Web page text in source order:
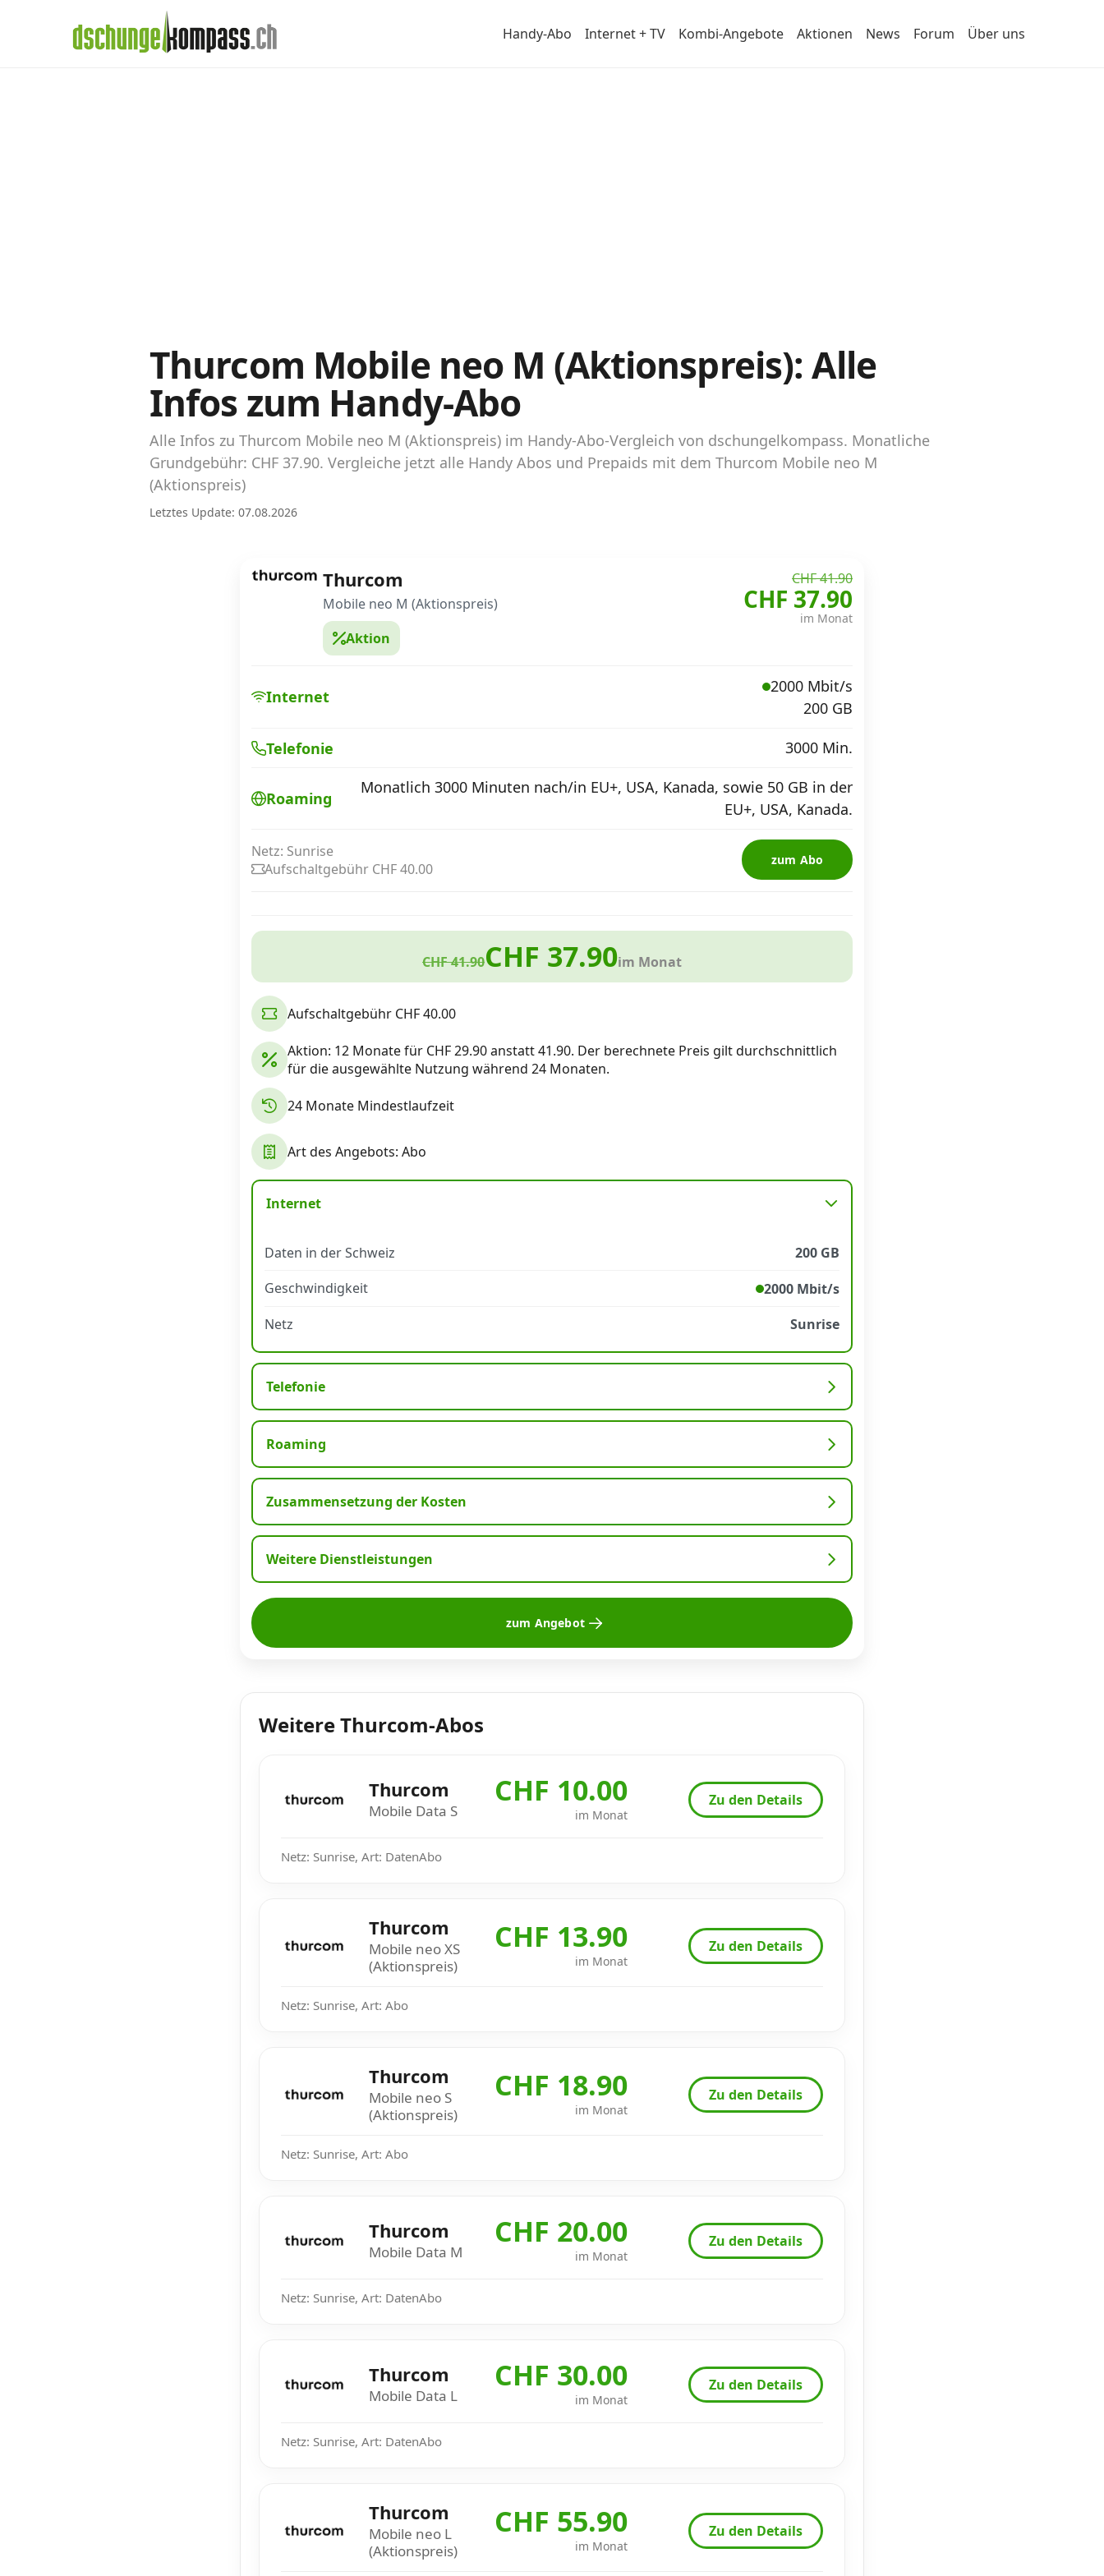
Handy-Abo Internet + TV Kombi-Angebote Aktionen News Forum Über uns
Daten-Abos vergleichen
Abos für Tablets, Hotspots und Smart
Tarifrechner Handy-Abo
Der gute alte Tarifrechner im neuen Design
Handy-Abo kündigen oder wechseln
Thurcom Mobile neo M (Aktionspreis): Alle
Infos zum Handy-Abo
Alle Infos zu Thurcom Mobile neo M (Aktionspreis) im Handy-Abo-Vergleich von dschungelkompass. Monatliche
Grundgebühr: CHF 37.90. Vergleiche jetzt alle Handy Abos und Prepaids mit dem Thurcom Mobile neo M
(Aktionspreis)
Letztes Update: 07.08.2026
Thurcom
Mobile neo M (Aktionspreis)
Aktion
CHF 41.90
CHF 37.90
im Monat
Internet
2000 Mbit/s
200 GB
Telefonie 3000 Min.
Roaming
Monatlich 3000 Minuten nach/in EU+, USA, Kanada, sowie 50 GB in der
EU+, USA, Kanada.
Netz: Sunrise
Aufschaltgebühr CHF 40.00
zum Abo
CHF 41.90CHF 37.90im Monat
Aufschaltgebühr CHF 40.00
Aktion: 12 Monate für CHF 29.90 anstatt 41.90. Der berechnete Preis gilt durchschnittlich
für die ausgewählte Nutzung während 24 Monaten.
24 Monate Mindestlaufzeit
Art des Angebots: Abo
Internet
Daten in der Schweiz
200 GB
Geschwindigkeit
2000 Mbit/s
Netz
Sunrise
Telefonie
Roaming
Zusammensetzung der Kosten
Weitere Dienstleistungen
zum Angebot
Weitere Thurcom-Abos
Thurcom
Mobile Data S
CHF 10.00
im Monat
Zu den Details
Netz: Sunrise, Art: DatenAbo
Thurcom
Mobile neo XS
(Aktionspreis)
CHF 13.90
im Monat
Zu den Details
Netz: Sunrise, Art: Abo
Thurcom
Mobile neo S
(Aktionspreis)
CHF 18.90
im Monat
Zu den Details
Netz: Sunrise, Art: Abo
Thurcom
Mobile Data M
CHF 20.00
im Monat
Zu den Details
Netz: Sunrise, Art: DatenAbo
Thurcom
Mobile Data L
CHF 30.00
im Monat
Zu den Details
Netz: Sunrise, Art: DatenAbo
Thurcom
Mobile neo L
(Aktionspreis)
CHF 55.90
im Monat
Zu den Details